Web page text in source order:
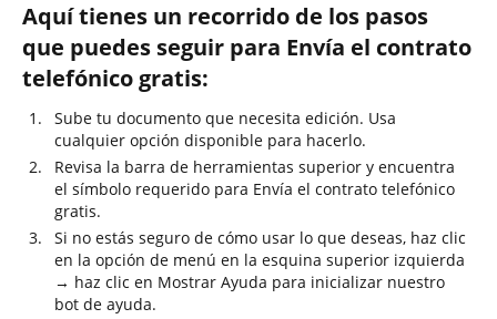
Aquí tienes un recorrido de los pasos
que puedes seguir para Envía el contrato
telefónico gratis:
Sube tu documento que necesita edición. Usa
cualquier opción disponible para hacerlo.
Revisa la barra de herramientas superior y encuentra
el símbolo requerido para Envía el contrato telefónico
gratis.
Si no estás seguro de cómo usar lo que deseas, haz clic
en la opción de menú en la esquina superior izquierda
→ haz clic en Mostrar Ayuda para inicializar nuestro
bot de ayuda.